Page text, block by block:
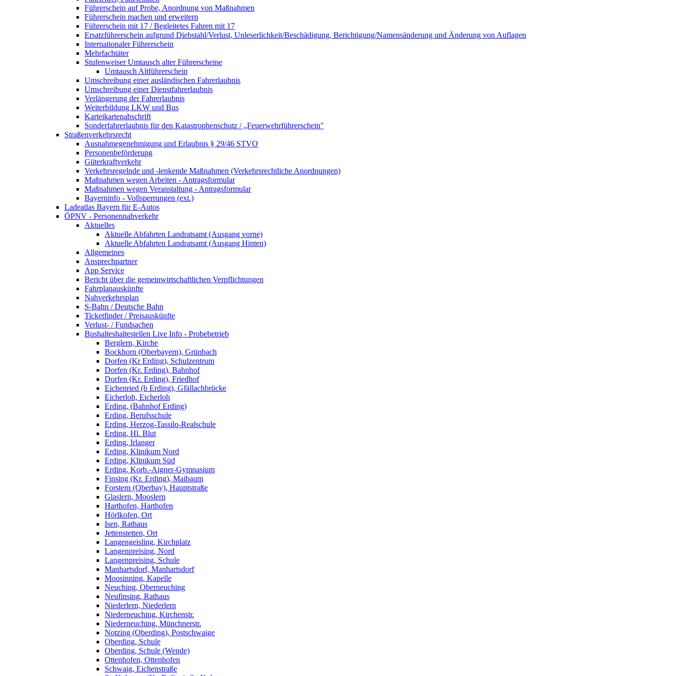
Führerschein auf Probe, Anordnung von Maßnahmen
Führerschein machen und erweitern
Führerschein mit 17 / Begleitetes Fahren mit 17
Ersatzführerschein aufgrund Diebstahl/Verlust, Unleserlichkeit/Beschädigung, Berichtigung/Namensänderung und Änderung von Auflagen
Internationaler Führerschein
Mehrfachtäter
Stufenweiser Umtausch alter Führerscheine
Umtausch Altführerschein
Umschreibung einer ausländischen Fahrerlaubnis
Umschreibung einer Dienstfahrerlaubnis
Verlängerung der Fahrerlaubnis
Weiterbildung LKW und Bus
Karteikartenabschrift
Sonderfahrerlaubnis für den Katastrophenschutz / „Feuerwehrführerschein"
Straßenverkehrsrecht
Ausnahmegenehmigung und Erlaubnis § 29/46 STVO
Personenbeförderung
Güterkraftverkehr
Verkehrsregelnde und -lenkende Maßnahmen (Verkehrsrechtliche Anordnungen)
Maßnahmen wegen Arbeiten - Antragsformular
Maßnahmen wegen Veranstaltung - Antragsformular
Bayerninfo - Vollsperrungen (ext.)
Ladeatlas Bayern für E-Autos
ÖPNV - Personennahverkehr
Aktuelles
Aktuelle Abfahrten Landratsamt (Ausgang vorne)
Aktuelle Abfahrten Landratsamt (Ausgang Hinten)
Allgemeines
Ansprechpartner
App Service
Bericht über die gemeinwirtschaftlichen Verpflichtungen
Fahrplanauskünfte
Nahverkehrsplan
S-Bahn / Deutsche Bahn
Ticketfinder / Preisauskünfte
Verlust- / Fundsachen
Bushalteshaltestellen Live Info - Probebetrieb
Berglern, Kirche
Bockhorn (Oberbayern), Grünbach
Dorfen (Kr Erding), Schulzentrum
Dorfen (Kr. Erding), Bahnhof
Dorfen (Kr. Erding), Friedhof
Eichenried (b Erding), Gfällachbrücke
Eicherloh, Eicherloh
Erding, (Bahnhof Erding)
Erding, Berufsschule
Erding, Herzog-Tassilo-Realschule
Erding, Hl. Blut
Erding, Irlanger
Erding, Klinikum Nord
Erding, Klinikum Süd
Erding, Korb.-Aigner-Gymnasium
Finsing (Kr. Erding), Maibaum
Forstern (Oberbay), Hauptstraße
Glaslern, Mooslern
Harthofen, Harthofen
Hörlkofen, Ort
Isen, Rathaus
Jettenstetten, Ort
Langengeisling, Kirchplatz
Langenpreising, Nord
Langenpreising, Schule
Manhartsdorf, Manhartsdorf
Moosinning, Kapelle
Neuching, Oberneuching
Neufinsing, Rathaus
Niederlern, Niederlern
Niederneuching, Kirchenstr.
Niederneuching, Münchnerstr.
Notzing (Oberding), Postschwaige
Oberding, Schule
Oberding, Schule (Wende)
Ottenhofen, Ottenhofen
Schwaig, Eichenstraße